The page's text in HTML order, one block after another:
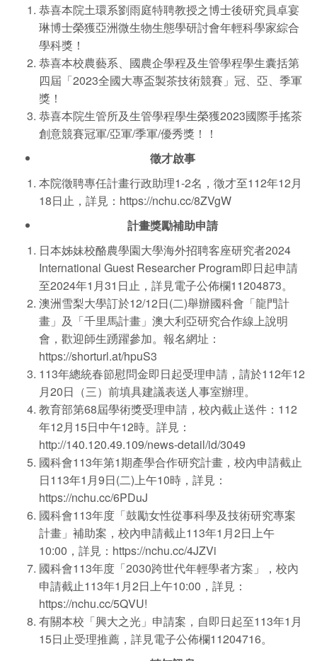
恭喜本院土環系劉雨庭特聘教授之博士後研究員卓宴
琳博士榮獲亞洲微生物生態學研討會年輕科學家綜合
學科獎！
恭喜本校農藝系、國農企學程及生管學程學生囊括第
四屆「2023全國大專盃製茶技術競賽」冠、亞、季軍
獎！
恭喜本院生管所及生管學程學生榮獲2023國際手搖茶
創意競賽冠軍/亞軍/季軍/優秀獎！！
徵才啟事
本院徵聘專任計畫行政助理1-2名，徵才至112年12月
18日止，詳見：https://nchu.cc/8ZVgW
計畫獎勵補助申請
日本姊妹校酪農學園大學海外招聘客座研究者2024
International Guest Researcher Program即日起申請
至2024年1月31日止，詳見電子公佈欄11204873。
澳洲雪梨大學訂於12/12日(二)舉辦國科會「龍門計
畫」及「千里馬計畫」澳大利亞研究合作線上說明
會，歡迎師生踴躍參加。報名網址：
https://shorturl.at/hpuS3
113年總統春節慰問金即日起受理申請，請於112年12
月20日（三）前填具建議表送人事室辦理。
教育部第68屆學術獎受理申請，校內截止送件：112
年12月15日中午12時。詳見：
http://140.120.49.109/news-detail/id/3049
國科會113年第1期產學合作研究計畫，校內申請截止
日113年1月9日(二)上午10時，詳見：
https://nchu.cc/6PDuJ
國科會113年度「鼓勵女性從事科學及技術研究專案
計畫」補助案，校內申請截止113年1月2日上午
10:00，詳見： https://nchu.cc/4JZVi
國科會113年度「2030跨世代年輕學者方案」，校內
申請截止113年1月2日上午10:00，詳見：
https://nchu.cc/5QVU!
有關本校「興大之光」申請案，自即日起至113年1月
15日止受理推薦，詳見電子公佈欄11204716。